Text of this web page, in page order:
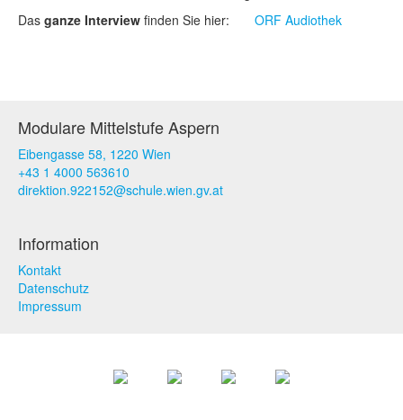
Das ganze Interview finden Sie hier: ORF Audiothek
Modulare Mittelstufe Aspern
Eibengasse 58, 1220 Wien
+43 1 4000 563610
direktion.922152@schule.wien.gv.at
Information
Kontakt
Datenschutz
Impressum